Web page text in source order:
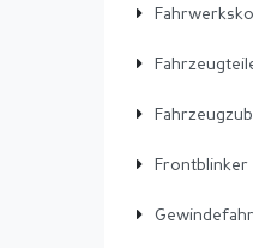
Frontblinker